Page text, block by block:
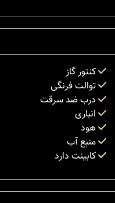
کنتور گاز
توالت فرنگی
درب ضد سرقت
انباری
هود
منبع آب
کابینت دارد